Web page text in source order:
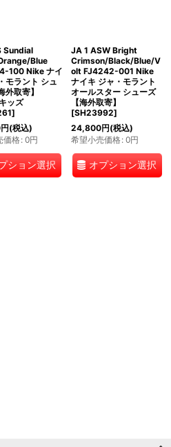
Sundial
Blue
100 Nike ナイ
モラント シュ
外取寄】
ッズ
]
円(税込)
価格: 0円
ション選択
JA 1 ASW Bright
Crimson/Black/Blue/V
olt FJ4242-001 Nike
ナイキ ジャ・モラント
オールスター シューズ
【海外取寄】
[SH23992]
24,800円(税込)
希望小売価格: 0円
オプション選択